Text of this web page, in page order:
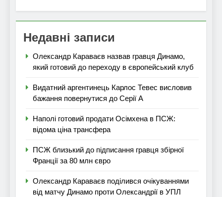
Недавні записи
Олександр Караваєв назвав гравця Динамо,
який готовий до переходу в європейський клуб
Видатний аргентинець Карлос Тевес висловив
бажання повернутися до Серії А
Наполі готовий продати Осімхена в ПСЖ:
відома ціна трансфера
ПСЖ близький до підписання гравця збірної
Франції за 80 млн євро
Олександр Караваєв поділився очікуваннями
від матчу Динамо проти Олександрії в УПЛ